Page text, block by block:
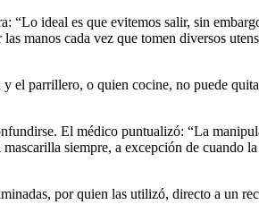
“Lo ideal es que evitemos salir, sin
manos cada vez que tomen diversos
el parrillero, o quien cocine, no puede
El médico puntualizó: “La
siempre, a excepción de cuando la
por quien las utilizó, directo a un